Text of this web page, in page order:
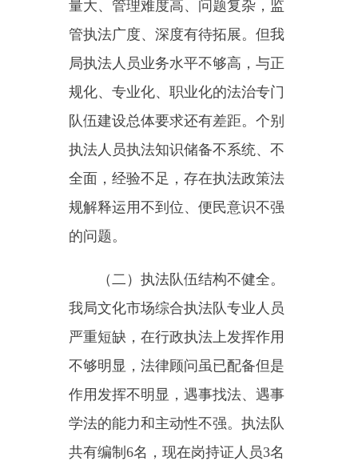
法队员对相关法律法规的认识不够
透彻，导致执法队员在巡查执法过
程中发现解决违纪违法问题的能力
真正“落地”，影响了执法力度，存
在“走过场”的现象。
后，执法工作机制都在磨合探索当
中，综合监管体制机制还没有形成
位，执法程序还不够规范，执法力
度还不够大。我局文化市场综合执
法队专业培训较少，对社会领域的
执法监督力度不够，对检查存在的
问题运用法治方式进行责令整改的